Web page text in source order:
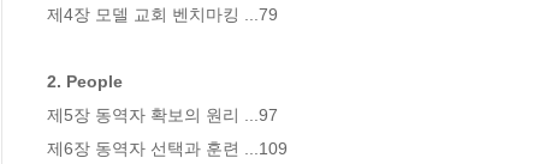
제4장 모델 교회 벤치마킹 ...79
2. People
제5장 동역자 확보의 원리 ...97
제6장 동역자 선택과 훈련 ...109